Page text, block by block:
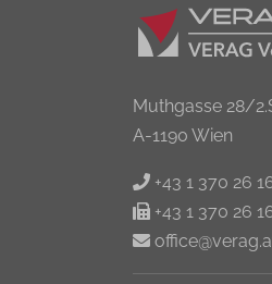
Muthgasse 28/
A-1190 Wien
+43 1 370 26
+43 1 370 26